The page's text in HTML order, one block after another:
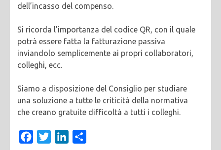
dell’incasso del compenso.
Si ricorda l’importanza del codice QR, con il quale
potrà essere fatta la fatturazione passiva
inviandolo semplicemente ai propri collaboratori,
colleghi, ecc.
Siamo a disposizione del Consiglio per studiare
una soluzione a tutte le criticità della normativa
che creano gratuite difficoltà a tutti i colleghi.
FacebookTwitterLinkedIn